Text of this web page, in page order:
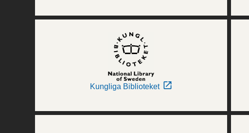
Kungliga Biblioteket